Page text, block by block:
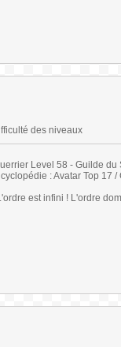
des niveaux
Level 58 - Guilde
: Avatar Top 17 /
est infini ! L'ordre